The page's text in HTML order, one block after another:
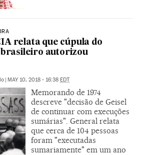
relata que cúpula do
autorizou
| MAY 10, 2018 - 16:38 EDT
Memorando de 1974
descreve "decisão de Geisel
de continuar com execuções
sumárias". General relata
que cerca de 104 pessoas
foram "executadas
sumariamente" em um ano